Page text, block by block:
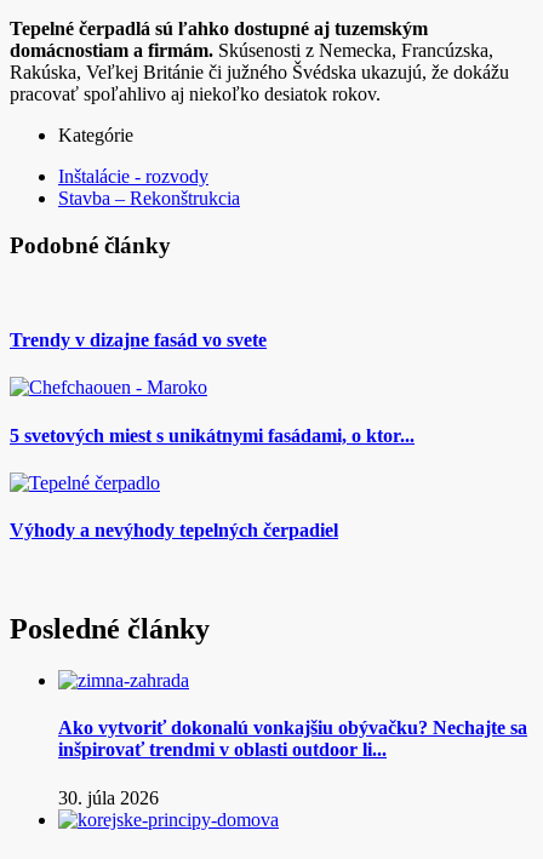
Tepelné čerpadlá sú ľahko dostupné aj tuzemským
domácnostiam a firmám. Skúsenosti z Nemecka, Francúzska,
Rakúska, Veľkej Británie či južného Švédska ukazujú, že dokážu
pracovať spoľahlivo aj niekoľko desiatok rokov.
Kategórie
Inštalácie - rozvody
Stavba – Rekonštrukcia
Podobné články
Trendy v dizajne fasád vo svete
5 svetových miest s unikátnymi fasádami, o ktor...
Výhody a nevýhody tepelných čerpadiel
Posledné články
Ako vytvoriť dokonalú vonkajšiu obývačku? Nechajte sa
inšpirovať trendmi v oblasti outdoor li...
30. júla 2026